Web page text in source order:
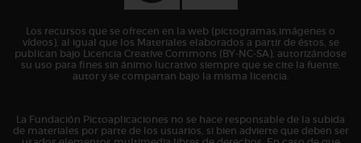
Los recursos que se ofrecen en la web (pictogramas,imágenes o
vídeos), al igual que los Materiales elaborados a partir de éstos, se
publican bajo Licencia Creative Commons (BY-NC-SA), autorizándose
su uso para fines sin ánimo lucrativo siempre que se cite la fuente,
autor y se compartan bajo la misma licencia.
La Fundación Pictoaplicaciones no se hace responsable de la subida
de materiales por parte de los usuarios, si bien advierte que deben ser